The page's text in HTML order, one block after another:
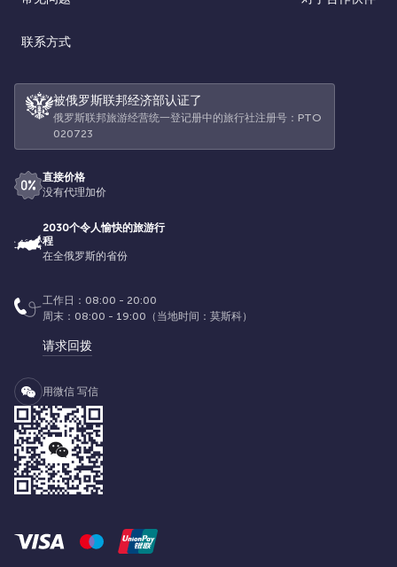
联系方式
被俄罗斯联邦经济部认证了
俄罗斯联邦旅游经营统一登记册中的旅行社注册号：РТО
020723
直接价格
没有代理加价
2030个令人愉快的旅游行
程
在全俄罗斯的省份
工作日：08:00 - 20:00
周末：08:00 - 19:00（当地时间：莫斯科）
请求回拨
用微信 写信